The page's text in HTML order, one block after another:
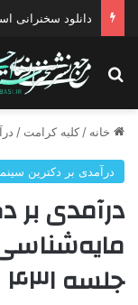
دانلود سخنرانی
جستجو برای
خانه / کلبه کرامت /
درآمدی بر دکترین
جلسه ۴۳۱ کلبه کرامت